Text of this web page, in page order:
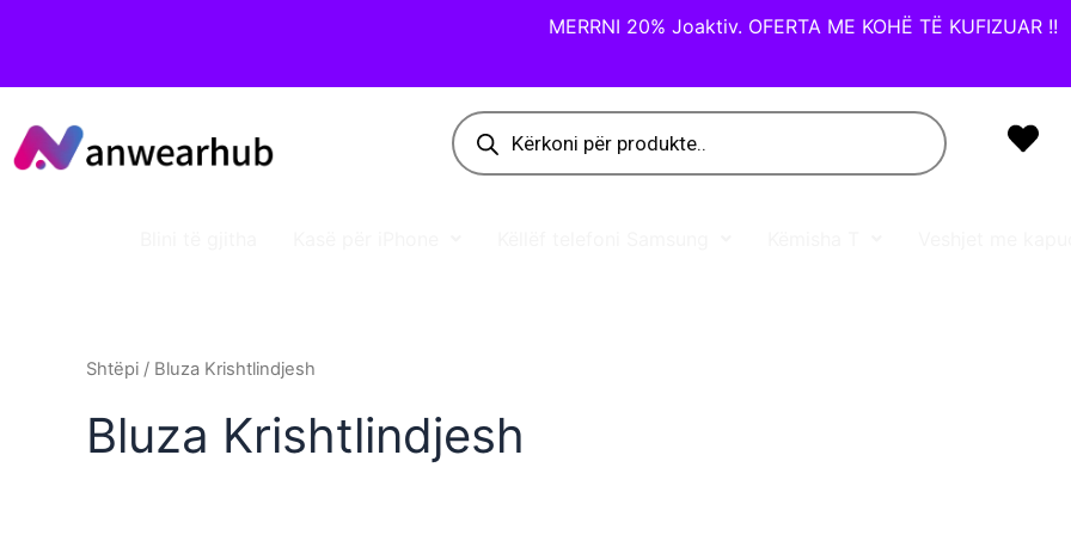
MERRNI 20% Joaktiv. OFERTA ME KOHË TË KUFIZUAR !!
Shtëpi / Bluza Krishtlindjesh
Bluza Krishtlindjesh